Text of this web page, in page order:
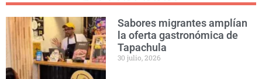
Sabores migrantes amplían
la oferta gastronómica de
Tapachula
30 julio, 2026